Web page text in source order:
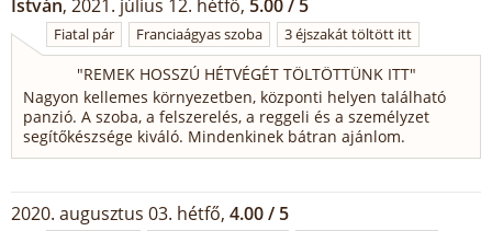
István, 2021. július 12. hétfő, 5.00 / 5
Fiatal pár Franciaágyas szoba 3 éjszakát töltött itt
"REMEK HOSSZÚ HÉTVÉGÉT TÖLTÖTTÜNK ITT"
Nagyon kellemes környezetben, központi helyen található
panzió. A szoba, a felszerelés, a reggeli és a személyzet
segítőkészsége kiváló. Mindenkinek bátran ajánlom.
2020. augusztus 03. hétfő, 4.00 / 5